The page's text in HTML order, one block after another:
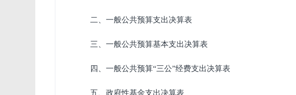
二、一般公共预算支出决算表
三、一般公共预算基本支出决算表
四、一般公共预算“三公”经费支出决算表
五、政府性基金支出决算表